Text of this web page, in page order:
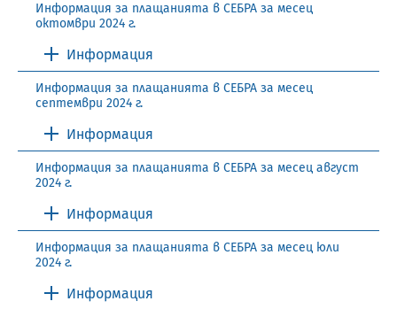
Информация за плащанията в СЕБРА за месец
октомври 2024 г.
Информация
Информация за плащанията в СЕБРА за месец
септември 2024 г.
Информация
Информация за плащанията в СЕБРА за месец август
2024 г.
Информация
Информация за плащанията в СЕБРА за месец юли
2024 г.
Информация